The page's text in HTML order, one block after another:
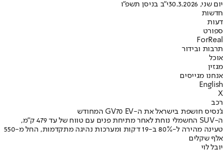
יום שני, 30.3.2026
י"ב בניסן תשפ"ו
חדשות
דעות
ספורט
ForReal
תרבות ובידור
אוכל
מגזין
אנחנו מגייסים
English
X
רכב
ג’נסיס חושפת בישראל את ה-GV70 EV המחודש
ה-SUV החשמלי נוחת לאחר מתיחת פנים עם טווח של עד 479 ק"מ,
טעינה מהירה ל-80% ב-19 דקות ומערכות נהיגה מתקדמות, החל מ-550
אלף שקלים
יובל לוי